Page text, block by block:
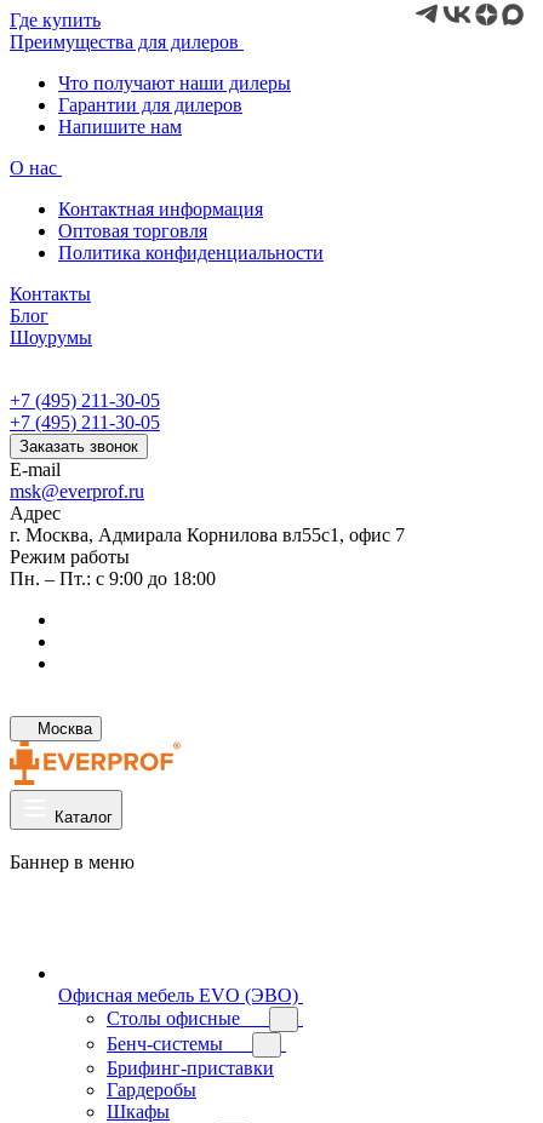
Где купить
Преимущества для дилеров
Что получают наши дилеры
Гарантии для дилеров
Напишите нам
О нас
Контактная информация
Оптовая торговля
Политика конфиденциальности
Контакты
Блог
Шоурумы
+7 (495) 211-30-05
+7 (495) 211-30-05
Заказать звонок
E-mail
msk@everprof.ru
Адрес
г. Москва, Адмирала Корнилова вл55с1, офис 7
Режим работы
Пн. – Пт.: с 9:00 до 18:00
Москва
Каталог
Баннер в меню
Офисная мебель EVO (ЭВО)
Cтолы офисные
Бенч-системы
Брифинг-приставки
Гардеробы
Шкафы